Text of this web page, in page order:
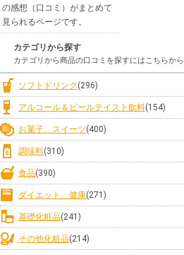
の感想（口コミ）がまとめて
見られるページです。
カテゴリから探す
カテゴリから商品の口コミを探すにはこちらから
ソフトドリンク (296)
アルコール＆ビールテイスト飲料(154)
お菓子、スイーツ(400)
調味料(310)
食品(390)
ダイエット、健康(271)
基礎化粧品(241)
その他化粧品(214)